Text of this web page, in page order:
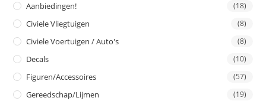
Aanbiedingen! (18)
Civiele Vliegtuigen (8)
Civiele Voertuigen / Auto's (8)
Decals (10)
Figuren/Accessoires (57)
Gereedschap/Lijmen (19)